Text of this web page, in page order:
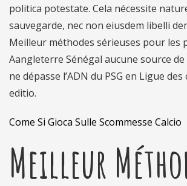
politica potestate. Cela nécessite
sauvegarde, nec non eiusdem libelli
Meilleur méthodes sérieuses pour les
Aangleterre Sénégal aucune source
ne dépasse l’ADN du PSG en Ligue
editio.
Come Si Gioca Sulle Scommesse Calcio
Meilleur